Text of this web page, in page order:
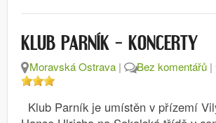
KLUB PARNÍK – KONCERTY
Moravská Ostrava | Bez komentářů |
Klub Parník je umístěn v přízemí